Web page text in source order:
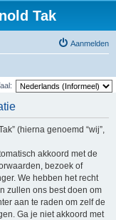
Tak
Aanmelden
(hierna genoemd “wij”,
akkoord met de
bezoek of
We hebben het recht
zullen ons best doen om
aan te raden om zelf de
Ga je niet akkoord met